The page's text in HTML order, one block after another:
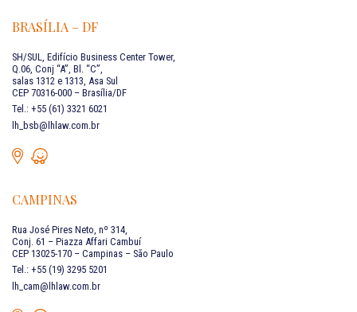
BRASÍLIA – DF
SH/SUL, Edifício Business Center Tower,
Q.06, Conj “A”, Bl. “C”,
salas 1312 e 1313, Asa Sul
CEP 70316-000 – Brasília/DF
Tel.: +55 (61) 3321 6021
lh_bsb@lhlaw.com.br
CAMPINAS
Rua José Pires Neto, nº 314,
Conj. 61 – Piazza Affari Cambuí
CEP 13025-170 – Campinas – São Paulo
Tel.: +55 (19) 3295 5201
lh_cam@lhlaw.com.br